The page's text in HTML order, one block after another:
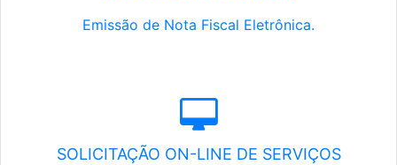
Emissão de Nota Fiscal Eletrônica.
SOLICITAÇÃO ON-LINE DE SERVIÇOS